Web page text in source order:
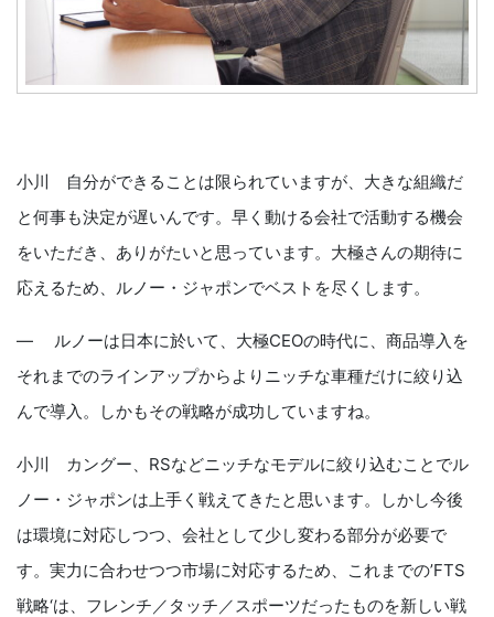
小川 自分ができることは限られていますが、大きな組織だ
と何事も決定が遅いんです。早く動ける会社で活動する機会
をいただき、ありがたいと思っています。大極さんの期待に
応えるため、ルノー・ジャポンでベストを尽くします。
― ルノーは日本に於いて、大極CEOの時代に、商品導入を
それまでのラインアップからよりニッチな車種だけに絞り込
んで導入。しかもその戦略が成功していますね。
小川 カングー、RSなどニッチなモデルに絞り込むことでル
ノー・ジャポンは上手く戦えてきたと思います。しかし今後
は環境に対応しつつ、会社として少し変わる部分が必要で
す。実力に合わせつつ市場に対応するため、これまでの’FTS
戦略‘は、フレンチ／タッチ／スポーツだったものを新しい戦